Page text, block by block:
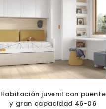
Habitación juvenil con puente
y gran capacidad 46-06